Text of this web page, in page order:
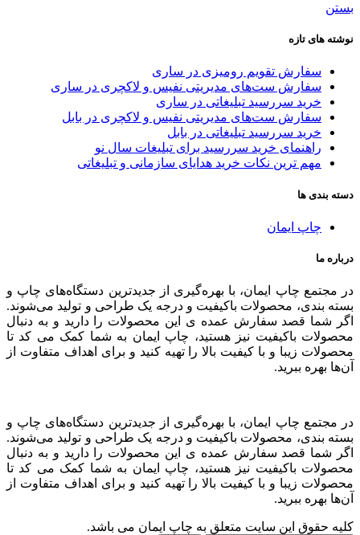
بستن
نوشته های تازه
سفارش تقویم رومیزی در ساری
سفارش ست‌های مدیریتی نفیس و لاکچری در ساری
خرید سررسید تبلیغاتی در ساری
سفارش ست‌های مدیریتی نفیس و لاکچری در بابل
خرید سررسید تبلیغاتی در بابل
راهنمای خرید سررسید برای تبلیغات سال نو
مهم ترین نکات خرید هدایای سازمانی و تبلیغاتی
دسته بندی ها
چاپ ایمان
درباره ما
در مجتمع چاپ ایمان، با بهره‌گیری از جدیدترین دستگاه‌های چاپ و
بسته بندی، محصولات باکیفیت و درجه یک طراحی و تولید می‌شوند.
اگر شما قصد سفارش عمده ی این محصولات را دارید و به‌ دنبال
محصولات باکیفیت نیز هستید، چاپ ایمان به شما کمک می کد تا
محصولات زیبا و با کیفیت بالا را تهیه کنید و برای اهداف متفاوت از
آن‌ها بهره ببرید.
در مجتمع چاپ ایمان، با بهره‌گیری از جدیدترین دستگاه‌های چاپ و
بسته بندی، محصولات باکیفیت و درجه یک طراحی و تولید می‌شوند.
اگر شما قصد سفارش عمده ی این محصولات را دارید و به‌ دنبال
محصولات باکیفیت نیز هستید، چاپ ایمان به شما کمک می کد تا
محصولات زیبا و با کیفیت بالا را تهیه کنید و برای اهداف متفاوت از
آن‌ها بهره ببرید.
کلیه حقوق این سایت متعلق به چاپ ایمان می باشد.